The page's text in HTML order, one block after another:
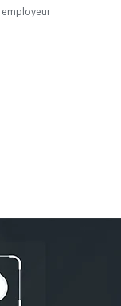
employeur